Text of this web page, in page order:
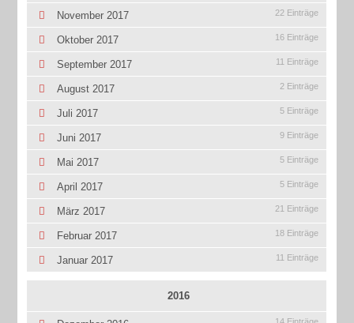
November 2017 22 Einträge
Oktober 2017 16 Einträge
September 2017 11 Einträge
August 2017 2 Einträge
Juli 2017 5 Einträge
Juni 2017 9 Einträge
Mai 2017 5 Einträge
April 2017 5 Einträge
März 2017 21 Einträge
Februar 2017 18 Einträge
Januar 2017 11 Einträge
2016